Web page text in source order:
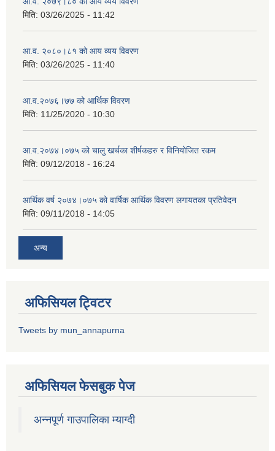
मिति: 03/26/2025 - 11:42
आ.व. २०८०।८१ को आय व्यय विवरण
मिति: 03/26/2025 - 11:40
आ.व.२०७६।७७ को आर्थिक विवरण
मिति: 11/25/2020 - 10:30
आ.व.२०७४।०७५ को चालु खर्चका शीर्षकहरु र विनियोजित रकम
मिति: 09/12/2018 - 16:24
आर्थिक वर्ष २०७४।०७५ को वार्षिक आर्थिक विवरण लगायतका प्रतिवेदन
मिति: 09/11/2018 - 14:05
अन्य
अफिसियल ट्विटर
Tweets by mun_annapurna
अफिसियल फेसबुक पेज
अन्नपूर्ण गाउपालिका म्याग्दी